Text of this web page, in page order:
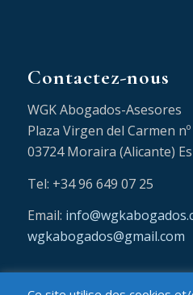
Contactez-nous
WGK Abogados-Asesores
Plaza Virgen del Carmen
03724 Moraira (Alicante)
Tel: +34 96 649 07 25
Email:
wgkabogados@gmail.com